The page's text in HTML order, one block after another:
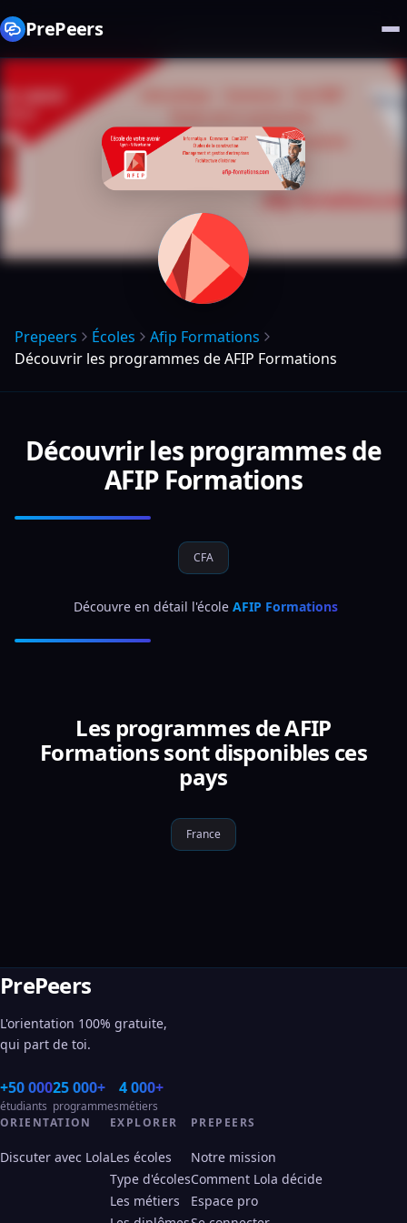
PrePeers
Prepeers Écoles
Afip Formations
Découvrir les programmes de AFIP Formations
Découvrir les programmes de
AFIP Formations
CFA
Découvre en détail l'école AFIP Formations
Les programmes de AFIP
Formations sont disponibles ces
pays
France
PrePeers
L'orientation 100% gratuite,
qui part de toi.
+50 000
étudiants
25 000+
programmes
4 000+
métiers
ORIENTATION
Discuter avec Lola
EXPLORER
Les écoles
Type d'écoles
Les métiers
PREPEERS
Notre mission
Comment Lola décide
Espace pro